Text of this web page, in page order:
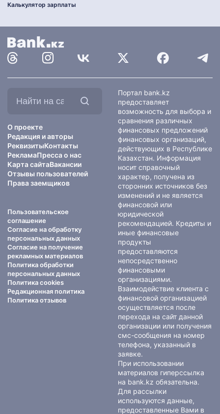
Калькулятор зарплаты
О проекте
Редакция и авторы
РеквизитыКонтакты
РекламаПресса о нас
Карта сайтаВакансии
Отзывы пользователей
Права заемщиков
Пользовательское
соглашение
Согласие на обработку
персональных данных
Согласие на получение
рекламных материалов
Политика обработки
персональных данных
Политика cookies
Редакционная политика
Политика отзывов
Портал bank.kz
предоставляет
возможность для выбора и
сравнения различных
финансовых предложений
финансовых организаций,
действующих в Республике
Казахстан. Информация
носит справочный
характер, получена из
сторонних источников без
изменений и не является
финансовой или
юридической
рекомендацией. Кредиты и
иные финансовые
продукты
предоставляются
непосредственно
финансовыми
организациями.
Взаимодействие клиента с
финансовой организацией
осуществляется после
перехода на сайт данной
организации или получения
смс-сообщения на номер
телефона, указанный в
заявке.
При использовании
материалов гиперссылка
на bank.kz обязательна.
Для рассылки
используются данные,
предоставленные Вами в